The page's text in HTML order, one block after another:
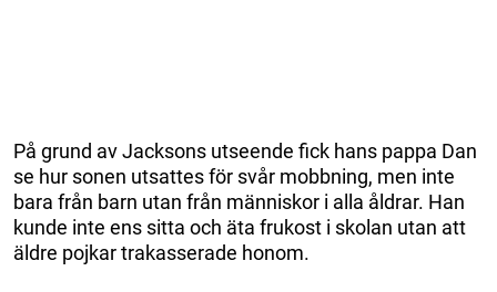
På grund av Jacksons utseende fick hans pappa Dan
se hur sonen utsattes för svår mobbning, men inte
bara från barn utan från människor i alla åldrar. Han
kunde inte ens sitta och äta frukost i skolan utan att
äldre pojkar trakasserade honom.